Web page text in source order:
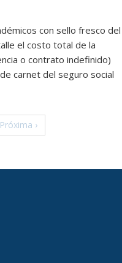
con sello fresco del
el costo total de la
o contrato indefinido)
carnet del seguro social
Próxima ›